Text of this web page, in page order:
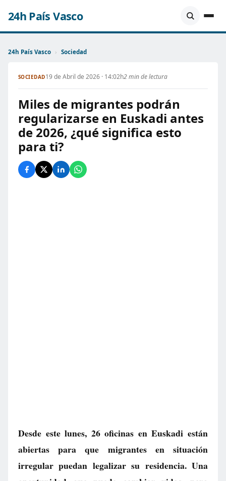
24h País Vasco
24h País Vasco › Sociedad
SOCIEDAD19 de Abril de 2026 · 14:02h2 min de lectura
Miles de migrantes podrán
regularizarse en Euskadi antes
de 2026, ¿qué significa esto
para ti?
Desde este lunes, 26 oficinas en Euskadi están
abiertas para que migrantes en situación
irregular puedan legalizar su residencia. Una